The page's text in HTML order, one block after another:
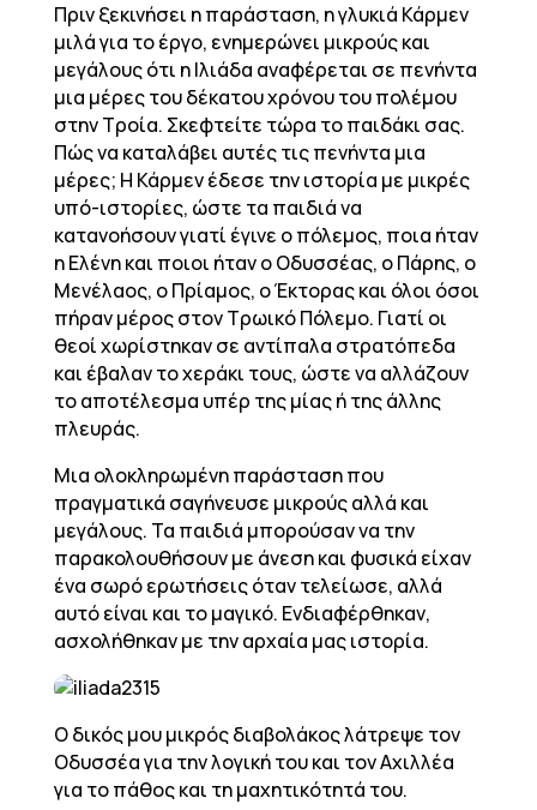
Πριν ξεκινήσει η παράσταση, η γλυκιά Κάρμεν
μιλά για το έργο, ενημερώνει μικρούς και
μεγάλους ότι η Ιλιάδα αναφέρεται σε πενήντα
μια μέρες του δέκατου χρόνου του πολέμου
στην Τροία. Σκεφτείτε τώρα το παιδάκι σας.
Πώς να καταλάβει αυτές τις πενήντα μια
μέρες; Η Κάρμεν έδεσε την ιστορία με μικρές
υπό-ιστορίες, ώστε τα παιδιά να
κατανοήσουν γιατί έγινε ο πόλεμος, ποια ήταν
η Ελένη και ποιοι ήταν ο Οδυσσέας, ο Πάρης, ο
Μενέλαος, ο Πρίαμος, ο Έκτορας και όλοι όσοι
πήραν μέρος στον Τρωικό Πόλεμο. Γιατί οι
θεοί χωρίστηκαν σε αντίπαλα στρατόπεδα
και έβαλαν το χεράκι τους, ώστε να αλλάζουν
το αποτέλεσμα υπέρ της μίας ή της άλλης
πλευράς.
Μια ολοκληρωμένη παράσταση που
πραγματικά σαγήνευσε μικρούς αλλά και
μεγάλους. Τα παιδιά μπορούσαν να την
παρακολουθήσουν με άνεση και φυσικά είχαν
ένα σωρό ερωτήσεις όταν τελείωσε, αλλά
αυτό είναι και το μαγικό. Ενδιαφέρθηκαν,
ασχολήθηκαν με την αρχαία μας ιστορία.
Ο δικός μου μικρός διαβολάκος λάτρεψε τον
Οδυσσέα για την λογική του και τον Αχιλλέα
για το πάθος και τη μαχητικότητά του.